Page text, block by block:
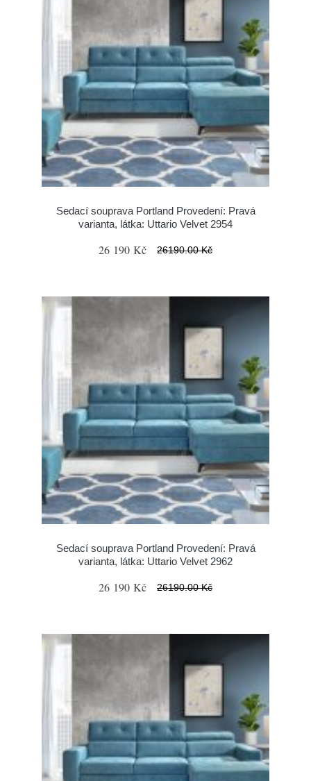
Sedací souprava Portland Provedení: Pravá
varianta, látka: Uttario Velvet 2954
26 190 Kč 26190.00 Kč
Sedací souprava Portland Provedení: Pravá
varianta, látka: Uttario Velvet 2962
26 190 Kč 26190.00 Kč